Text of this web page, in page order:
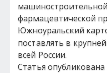
фармацевтической
Южноуральский
поставлять в
всей России.
Статья опубликована